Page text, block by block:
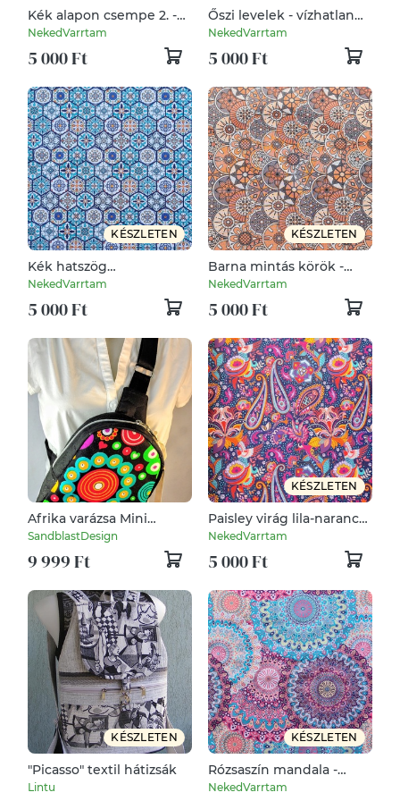
Kék alapon csempe 2. -
vízhatlan gyöngyvászon
NekedVarrtam
5 000 Ft
Őszi levelek - vízhatlan
gyöngyvászon
NekedVarrtam
5 000 Ft
KÉSZLETEN
Kék hatszög
csempeminta - vízhatlan
NekedVarrtam
5 000 Ft
KÉSZLETEN
Barna mintás körök -
vízhatlan gyöngyvászon
NekedVarrtam
5 000 Ft
Afrika varázsa Mini
hátizsák fekete steppelt
gyöngyvászon ,színes
virágok motívummal
SandblastDesign
9 999 Ft
KÉSZLETEN
Paisley virág lila-narancs-
rózsaszín - vízhatlan
NekedVarrtam
5 000 Ft
KÉSZLETEN
"Picasso" textil hátizsák
Lintu
KÉSZLETEN
Rózsaszín mandala -
vízhatlan gyöngyvászon
NekedVarrtam